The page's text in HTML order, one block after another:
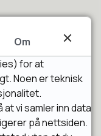
Om
for at
Noen er teknisk
vi samler inn data
på nettsiden.